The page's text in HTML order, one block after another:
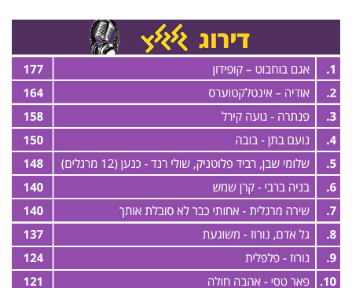
שיתופי
דרושים
ניוזלטרים
מייל
אדום